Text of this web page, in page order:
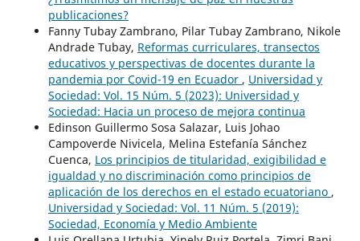
publicaciones?
Fanny Tubay Zambrano, Pilar Tubay Zambrano, Nikole
Andrade Tubay, Reformas curriculares, transectos
educativos y perspectivas de docentes durante la
pandemia por Covid-19 en Ecuador , Universidad y
Sociedad: Vol. 15 Núm. 5 (2023): Universidad y
Sociedad: Hacia un proceso de mejora continua
Edinson Guillermo Sosa Salazar, Luis Johao
Campoverde Nivicela, Melina Estefanía Sánchez
Cuenca, Los principios de titularidad, exigibilidad e
igualdad y no discriminación como principios de
aplicación de los derechos en el estado ecuatoriano ,
Universidad y Sociedad: Vol. 11 Núm. 5 (2019):
Sociedad, Economía y Medio Ambiente